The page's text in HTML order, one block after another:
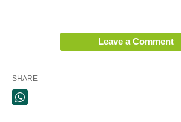
Leave a Comment
SHARE